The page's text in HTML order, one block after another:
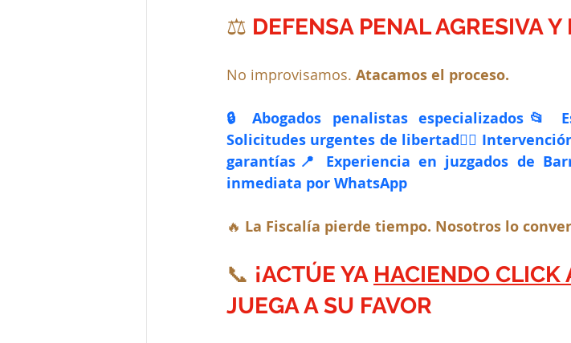
⚖️ DEFENSA PENAL AGRESIVA Y
No improvisamos. Atacamos el proceso.
🔒 Abogados penalistas especializados📂
Solicitudes urgentes de libertad🧑‍⚖️
garantías📍 Experiencia en juzgados de
inmediata por WhatsApp
🔥 La Fiscalía pierde tiempo. Nosotros lo
📞 ¡ACTÚE YA HACIENDO CLICK
JUEGA A SU FAVOR